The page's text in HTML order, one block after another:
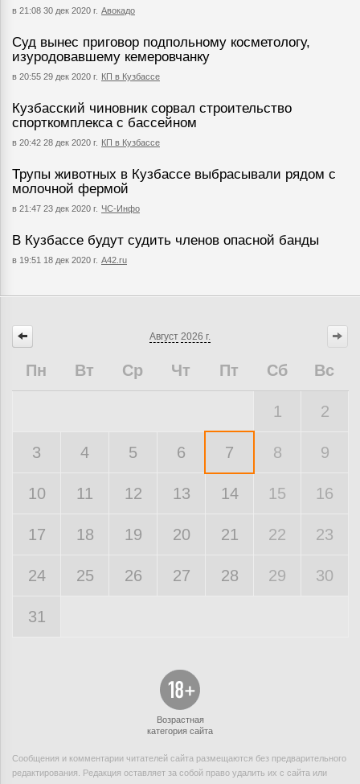
в 21:08 30 дек 2020 г. Авокадо
Суд вынес приговор подпольному косметологу,
изуродовавшему кемеровчанку
в 20:55 29 дек 2020 г. КП в Кузбассе
Кузбасский чиновник сорвал строительство
спорткомплекса с бассейном
в 20:42 28 дек 2020 г. КП в Кузбассе
Трупы животных в Кузбассе выбрасывали рядом с
молочной фермой
в 21:47 23 дек 2020 г. ЧС-Инфо
В Кузбассе будут судить членов опасной банды
в 19:51 18 дек 2020 г. A42.ru
Август 2026 г.
Пн Вт Ср Чт Пт Сб Вс
1 2
3 4 5 6 7 8 9
10 11 12 13 14 15 16
17 18 19 20 21 22 23
24 25 26 27 28 29 30
31
Возрастная
категория сайта
Сообщения и комментарии читателей сайта размещаются без предварительного
редактирования. Редакция оставляет за собой право удалить их с сайта или